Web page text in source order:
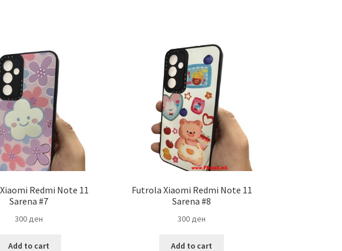
Redmi Note 11
Sarena #7
300ден
Add to cart
Futrola Xiaomi Redmi Note 11
Sarena #8
300ден
Add to cart